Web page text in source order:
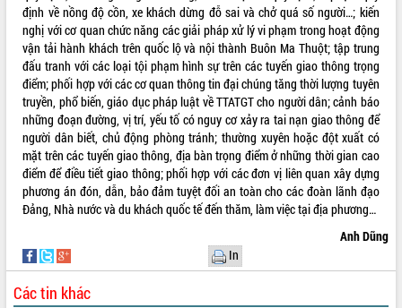
định về nồng độ cồn, xe khách dừng đỗ sai và chở quá số người…; kiến
nghị với cơ quan chức năng các giải pháp xử lý vi phạm trong hoạt động
vận tải hành khách trên quốc lộ và nội thành Buôn Ma Thuột; tập trung
đấu tranh với các loại tội phạm hình sự trên các tuyến giao thông trọng
điểm; phối hợp với các cơ quan thông tin đại chúng tăng thời lượng tuyên
truyền, phổ biến, giáo dục pháp luật về TTATGT cho người dân; cảnh báo
những đoạn đường, vị trí, yếu tố có nguy cơ xảy ra tai nạn giao thông để
người dân biết, chủ động phòng tránh; thường xuyên hoặc đột xuất có
mặt trên các tuyến giao thông, địa bàn trọng điểm ở những thời gian cao
điểm để điều tiết giao thông; phối hợp với các đơn vị liên quan xây dựng
phương án đón, dẫn, bảo đảm tuyệt đối an toàn cho các đoàn lãnh đạo
Đảng, Nhà nước và du khách quốc tế đến thăm, làm việc tại địa phương…
Anh Dũng
In
Các tin khác